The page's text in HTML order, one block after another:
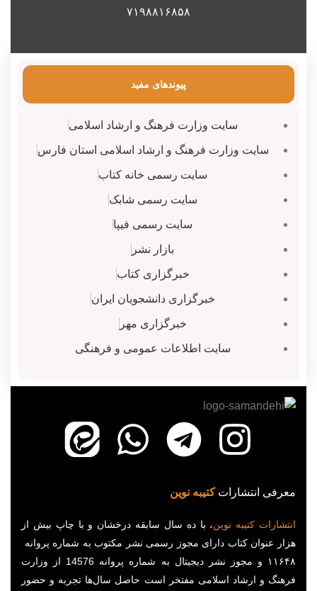
۷۱۹۸۸۱۶۸۵۸
پیوندهای مفید
سایت وزارت فرهنگ و ارشاد اسلامی
سایت وزارت فرهنگ و ارشاد اسلامی استان فارس
سایت رسمی خانه کتاب
سایت رسمی شابک
سایت رسمی فیپا
بازار نشر
خبرگزاری کتاب
خبرگزاری دانشجویان ایران
خبرگزاری مهر
سایت اطلاعات عمومی و فرهنگی
معرفی انتشاراتکتیبه نوین
انتشارات کتیبه نوین، با ده سال سابقه درخشان و با چاپ بیش از
هزار عنوان کتاب دارای مجوز رسمی نشر مکتوب به شماره پروانه
۱۱۶۴۸ و مجوز نشر دیجیتال به شماره پروانه 14576 از وزارت
فرهنگ و ارشاد اسلامی مفتخر است حاصل سال‌ها تجربه و حضور